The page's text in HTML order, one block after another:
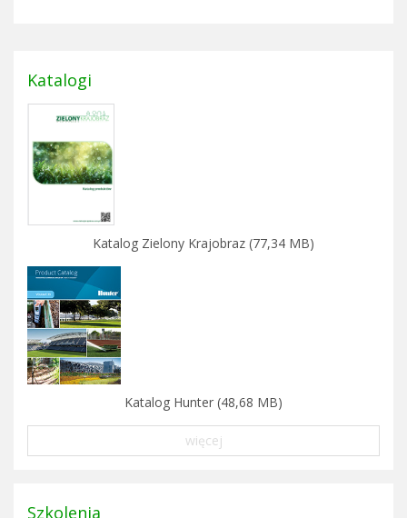
Katalogi
Katalog Zielony Krajobraz (77,34 MB)
Katalog Hunter (48,68 MB)
więcej
Szkolenia